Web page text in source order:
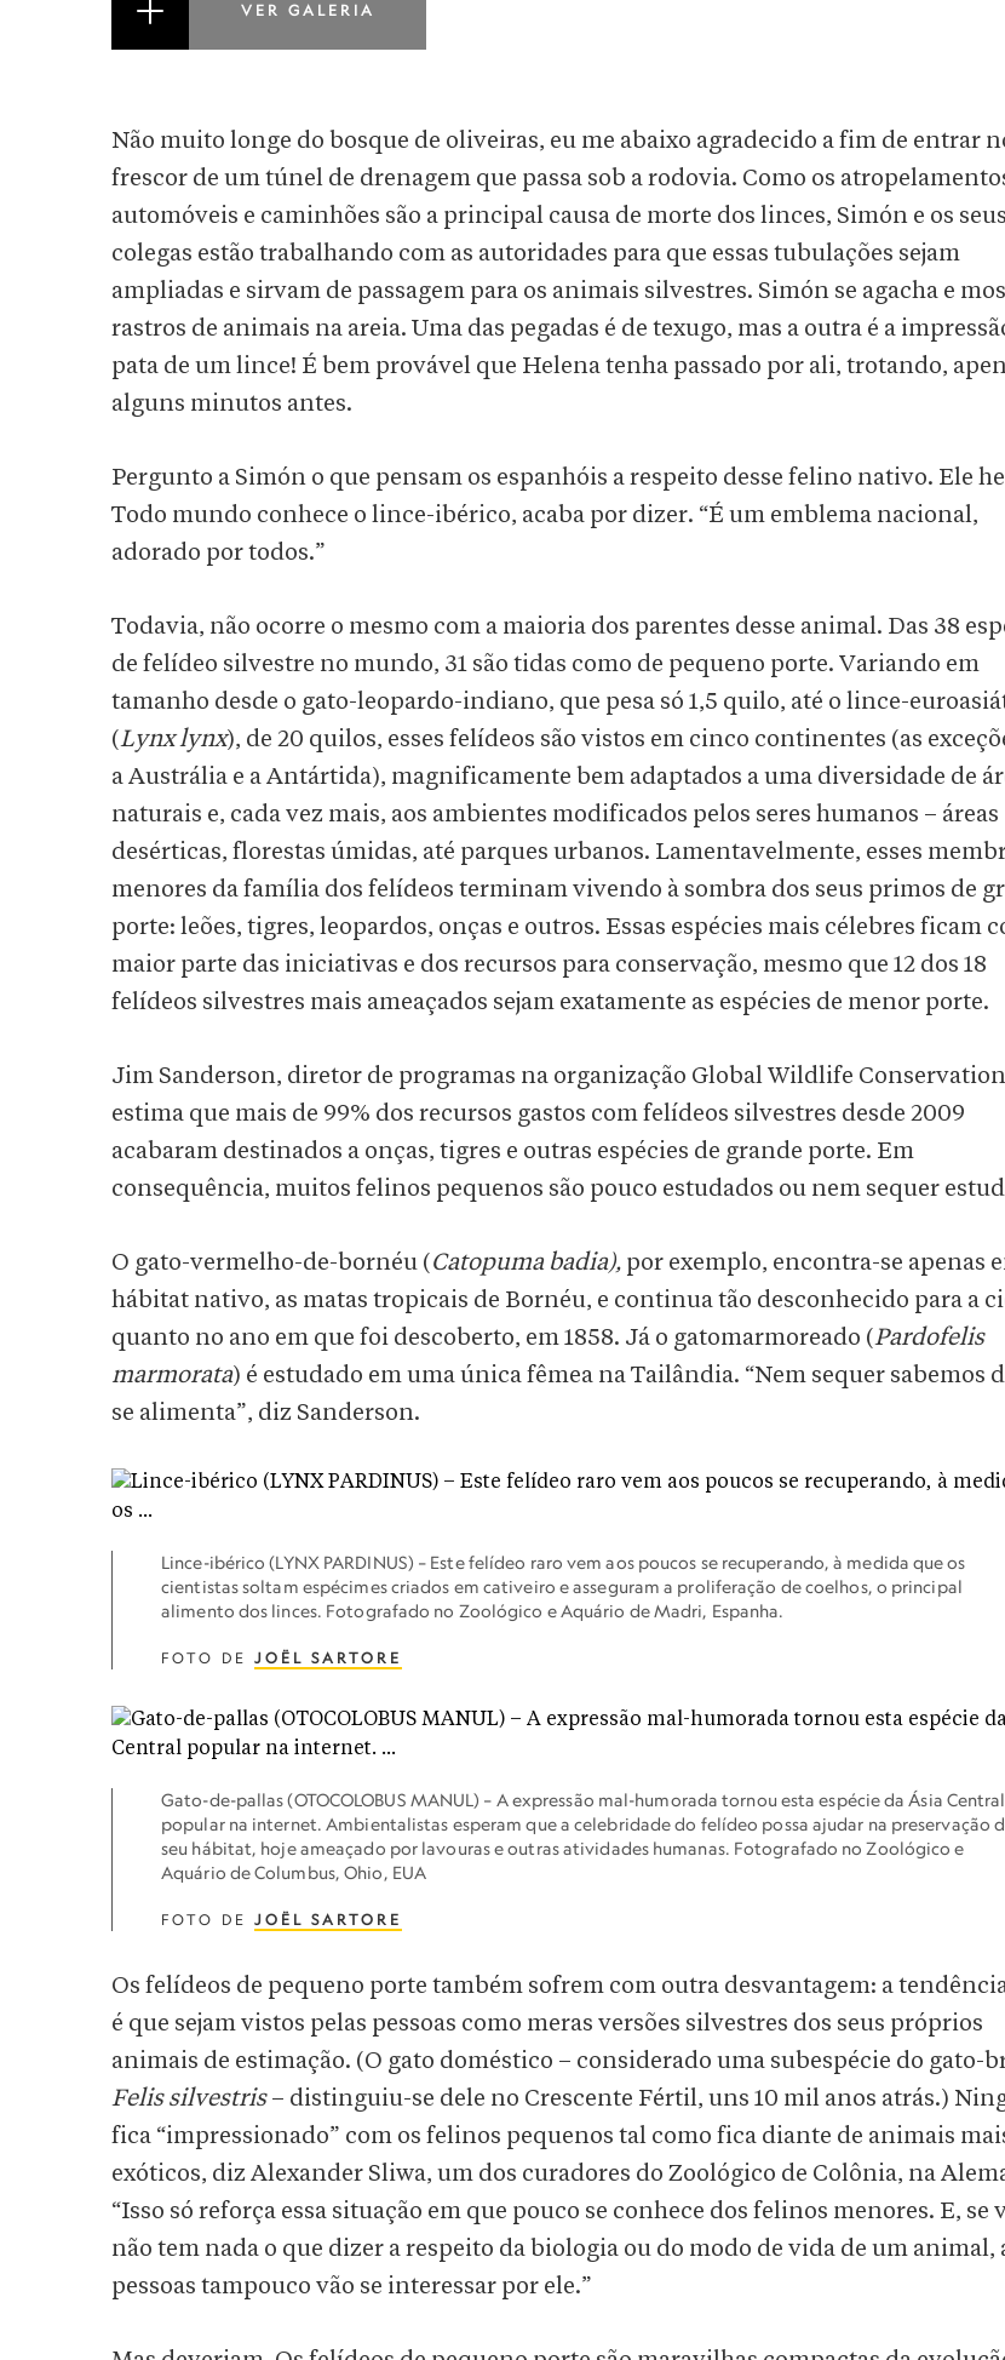
VER GALERIA
Não muito longe do bosque de oliveiras, eu me abaixo agradecido a fim de entrar
frescor de um túnel de drenagem que passa sob a rodovia. Como os
automóveis e caminhões são a principal causa de morte dos linces, Simón e os seus
colegas estão trabalhando com as autoridades para que essas tubulações sejam
ampliadas e sirvam de passagem para os animais silvestres. Simón se agacha e
rastros de animais na areia. Uma das pegadas é de texugo, mas a outra é a
pata de um lince! É bem provável que Helena tenha passado por ali, trotando,
alguns minutos antes.
Pergunto a Simón o que pensam os espanhóis a respeito desse felino nativo. Ele
Todo mundo conhece o lince-ibérico, acaba por dizer. “É um emblema nacional,
adorado por todos.”
Todavia, não ocorre o mesmo com a maioria dos parentes desse animal. Das 38
de felídeo silvestre no mundo, 31 são tidas como de pequeno porte. Variando em
tamanho desde o gato-leopardo-indiano, que pesa só 1,5 quilo, até o lince-
(Lynx lynx), de 20 quilos, esses felídeos são vistos em cinco continentes (as
a Austrália e a Antártida), magnificamente bem adaptados a uma diversidade de
naturais e, cada vez mais, aos ambientes modificados pelos seres humanos – áreas
desérticas, florestas úmidas, até parques urbanos. Lamentavelmente, esses
menores da família dos felídeos terminam vivendo à sombra dos seus primos de
porte: leões, tigres, leopardos, onças e outros. Essas espécies mais célebres ficam
maior parte das iniciativas e dos recursos para conservação, mesmo que 12 dos 18
felídeos silvestres mais ameaçados sejam exatamente as espécies de menor porte.
Jim Sanderson, diretor de programas na organização Global Wildlife
estima que mais de 99% dos recursos gastos com felídeos silvestres desde 2009
acabaram destinados a onças, tigres e outras espécies de grande porte. Em
consequência, muitos felinos pequenos são pouco estudados ou nem sequer
O gato-vermelho-de-bornéu (Catopuma badia), por exemplo, encontra-se apenas
hábitat nativo, as matas tropicais de Bornéu, e continua tão desconhecido para a
quanto no ano em que foi descoberto, em 1858. Já o gatomarmoreado (Pardofelis
marmorata) é estudado em uma única fêmea na Tailândia. “Nem sequer sabemos
se alimenta”, diz Sanderson.
Lince-ibérico (LYNX PARDINUS) – Este felídeo raro vem aos poucos se recuperando, à medida que os
cientistas soltam espécimes criados em cativeiro e asseguram a proliferação de coelhos, o principal
alimento dos linces. Fotografado no Zoológico e Aquário de Madri, Espanha.
FOTO DE JOËL SARTORE
Gato-de-pallas (OTOCOLOBUS MANUL) – A expressão mal-humorada tornou esta espécie da Ásia Central
popular na internet. Ambientalistas esperam que a celebridade do felídeo possa ajudar na preservação
seu hábitat, hoje ameaçado por lavouras e outras atividades humanas. Fotografado no Zoológico e
Aquário de Columbus, Ohio, EUA
FOTO DE JOËL SARTORE
Os felídeos de pequeno porte também sofrem com outra desvantagem: a
é que sejam vistos pelas pessoas como meras versões silvestres dos seus próprios
animais de estimação. (O gato doméstico – considerado uma subespécie do gato-
Felis silvestris– distinguiu-se dele no Crescente Fértil, uns 10 mil anos atrás.)
fica “impressionado” com os felinos pequenos tal como fica diante de animais
exóticos, diz Alexander Sliwa, um dos curadores do Zoológico de Colônia, na
“Isso só reforça essa situação em que pouco se conhece dos felinos menores. E, se
não tem nada o que dizer a respeito da biologia ou do modo de vida de um animal,
pessoas tampouco vão se interessar por ele.”